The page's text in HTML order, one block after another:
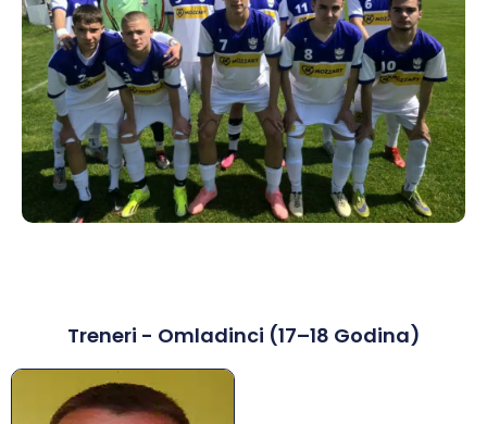
Treneri - Omladinci (17–18 Godina)